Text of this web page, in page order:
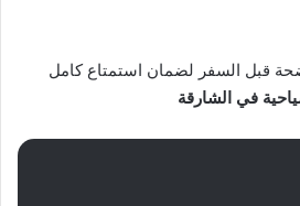
قبل السفر لضمان استمتاع كامل
في الشارقة